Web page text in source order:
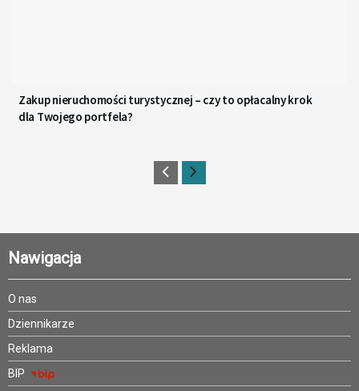
Zakup nieruchomości turystycznej – czy to opłacalny krok
dla Twojego portfela?
Nawigacja
O nas
Dziennikarze
Reklama
BIP